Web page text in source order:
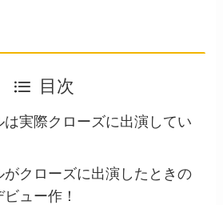
目次
は実際クローズに出演してい
がクローズに出演したときの
ュー作！